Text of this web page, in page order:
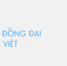
ĐỒNG ĐẠI